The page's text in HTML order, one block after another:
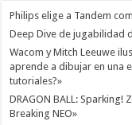
Philips elige a Tandem
Deep Dive de jugabilidad
Wacom y Mitch Leeuwe
aprende a dibujar en una
tutoriales?»
DRAGON BALL: Sparking!
Breaking NEO»